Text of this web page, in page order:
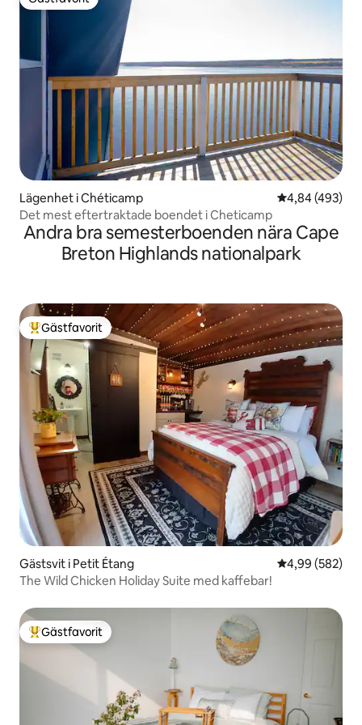
Gästfavorit
Lägenhet i Chéticamp 4,84 av 5 i
4,84 (493)
Det mest eftertraktade boendet i Cheticamp
Andra bra semesterboenden nära Cape
Breton Highlands nationalpark
Populär gästfavorit
Gästfavorit
Gästsvit i Petit Étang 4,99 av 5 i
4,99 (582)
The Wild Chicken Holiday Suite med kaffebar!
Populär gästfavorit
Gästfavorit